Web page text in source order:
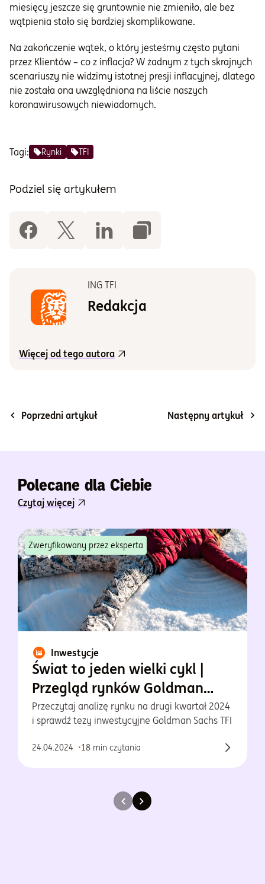
miesięcy jeszcze się gruntownie nie zmieniło, ale bez
wątpienia stało się bardziej skomplikowane.
Na zakończenie wątek, o który jesteśmy często pytani
przez Klientów – co z inflacja? W żadnym z tych skrajnych
scenariuszy nie widzimy istotnej presji inflacyjnej, dlatego
nie została ona uwzględniona na liście naszych
koronawirusowych niewiadomych.
Tagi: Rynki TFI
Podziel się artykułem
ING TFI
Redakcja
Więcej od tego autora
Poprzedni artykuł Następny artykuł
Polecane dla Ciebie
Czytaj więcej
Zweryfikowany przez eksperta
Inwestycje
Świat to jeden wielki cykl |
Przegląd rynków Goldman
Sachs TFI - II kwartał 2024
Przeczytaj analizę rynku na drugi kwartał 2024
i sprawdź tezy inwestycyjne Goldman Sachs TFI
24.04.2024 18 min czytania